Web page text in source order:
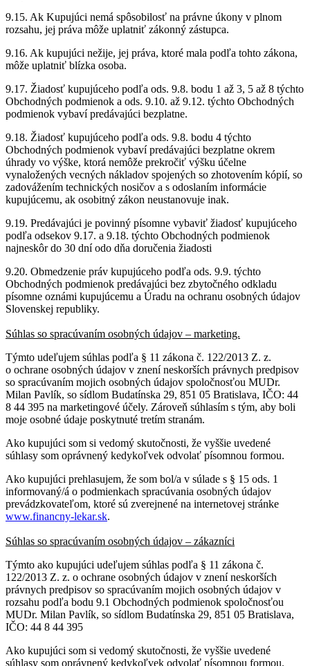
9.15. Ak Kupujúci nemá spôsobilosť na právne úkony v plnom
rozsahu, jej práva môže uplatniť zákonný zástupca.
9.16. Ak kupujúci nežije, jej práva, ktoré mala podľa tohto zákona,
môže uplatniť blízka osoba.
9.17. Žiadosť kupujúceho podľa ods. 9.8. bodu 1 až 3, 5 až 8 týchto
Obchodných podmienok a ods. 9.10. až 9.12. týchto Obchodných
podmienok vybaví predávajúci bezplatne.
9.18. Žiadosť kupujúceho podľa ods. 9.8. bodu 4 týchto
Obchodných podmienok vybaví predávajúci bezplatne okrem
úhrady vo výške, ktorá nemôže prekročiť výšku účelne
vynaložených vecných nákladov spojených so zhotovením kópií, so
zadovážením technických nosičov a s odoslaním informácie
kupujúcemu, ak osobitný zákon neustanovuje inak.
9.19. Predávajúci je povinný písomne vybaviť žiadosť kupujúceho
podľa odsekov 9.17. a 9.18. týchto Obchodných podmienok
najneskôr do 30 dní odo dňa doručenia žiadosti
9.20. Obmedzenie práv kupujúceho podľa ods. 9.9. týchto
Obchodných podmienok predávajúci bez zbytočného odkladu
písomne oznámi kupujúcemu a Úradu na ochranu osobných údajov
Slovenskej republiky.
Súhlas so spracúvaním osobných údajov – marketing.
Týmto udeľujem súhlas podľa § 11 zákona č. 122/2013 Z. z.
o ochrane osobných údajov v znení neskorších právnych predpisov
so spracúvaním mojich osobných údajov spoločnosťou MUDr.
Milan Pavlík, so sídlom Budatínska 29, 851 05 Bratislava, IČO: 44
8 44 395 na marketingové účely. Zároveň súhlasím s tým, aby boli
moje osobné údaje poskytnuté tretím stranám.
Ako kupujúci som si vedomý skutočnosti, že vyššie uvedené
súhlasy som oprávnený kedykoľvek odvolať písomnou formou.
Ako kupujúci prehlasujem, že som bol/a v súlade s § 15 ods. 1
informovaný/á o podmienkach spracúvania osobných údajov
prevádzkovateľom, ktoré sú zverejnené na internetovej stránke
www.financny-lekar.sk.
Súhlas so spracúvaním osobných údajov – zákazníci
Týmto ako kupujúci udeľujem súhlas podľa § 11 zákona č.
122/2013 Z. z. o ochrane osobných údajov v znení neskorších
právnych predpisov so spracúvaním mojich osobných údajov v
rozsahu podľa bodu 9.1 Obchodných podmienok spoločnosťou
MUDr. Milan Pavlík, so sídlom Budatínska 29, 851 05 Bratislava,
IČO: 44 8 44 395
Ako kupujúci som si vedomý skutočnosti, že vyššie uvedené
súhlasy som oprávnený kedykoľvek odvolať písomnou formou.